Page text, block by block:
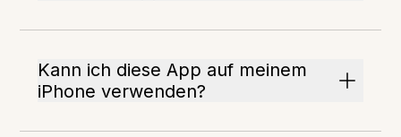
Kann ich diese App auf meinem
iPhone verwenden?